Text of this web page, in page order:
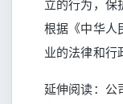
立的行为，保
根据《中华人
业的法律和行
延伸阅读： 公